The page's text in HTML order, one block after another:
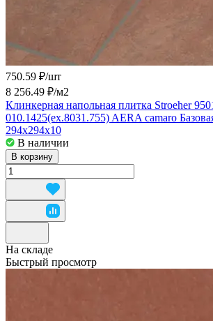
750.59 ₽/шт
8 256.49 ₽/м2
Клинкерная напольная плитка Stroeher
010.1425(ex.8031.755) AERA camaro
294x294x10
В наличии
В корзину
На складе
Быстрый просмотр